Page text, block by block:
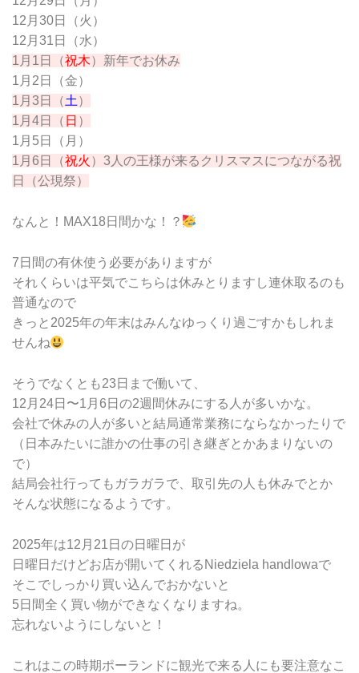
12月30日（火）
12月31日（水）
1月1日（祝木）新年でお休み
1月2日（金）
1月3日（土 ）
1月4日（ 日 ）
1月5日（月）
1月6日（祝火 ）3人の王様が来るクリスマスにつながる祝
日（公現祭）
なんと！MAX18日間かな！？
7日間の有休使う必要がありますが
それくらいは平気でこちらは休みとりますし連休取るのも
普通なので
きっと2025年の年末はみんなゆっくり過ごすかもしれま
せんね
そうでなくとも23日まで働いて、
12月24日〜1月6日の2週間休みにする人が多いかな。
会社で休みの人が多いと結局通常業務にならなかったりで
（日本みたいに誰かの仕事の引き継ぎとかあまりないの
で）
結局会社行ってもガラガラで、取引先の人も休みでとか
そんな状態になるようです。
2025年は12月21日の日曜日が
日曜日だけどお店が開いてくれるNiedziela handlowaで
そこでしっかり買い込んでおかないと
5日間全く買い物ができなくなりますね。
忘れないようにしないと！
これはこの時期ポーランドに観光で来る人にも要注意なこ